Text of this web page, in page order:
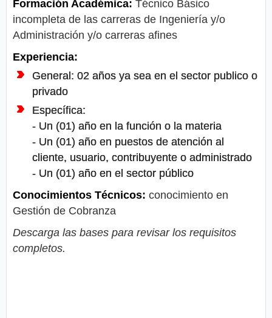
Formación Académica: Técnico Básico
incompleta de las carreras de Ingeniería y/o
Administración y/o carreras afines
Experiencia:
General: 02 años ya sea en el sector publico o
privado
Específica:
- Un (01) año en la función o la materia
- Un (01) año en puestos de atención al
cliente, usuario, contribuyente o administrado
- Un (01) año en el sector público
Conocimientos Técnicos: conocimiento en
Gestión de Cobranza
Descarga las bases para revisar los requisitos
completos.